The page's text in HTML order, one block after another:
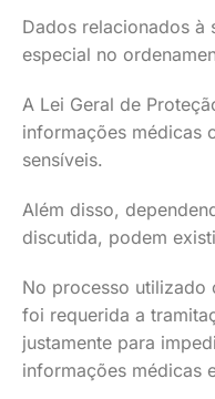
Dados relacionados à
especial no
A Lei Geral de
informações médicas
sensíveis.
Além disso,
discutida, podem
No processo utilizado
foi requerida a
justamente para
informações médicas